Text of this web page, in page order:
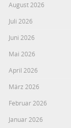
August 2026
Juli 2026
Juni 2026
Mai 2026
April 2026
März 2026
Februar 2026
Januar 2026